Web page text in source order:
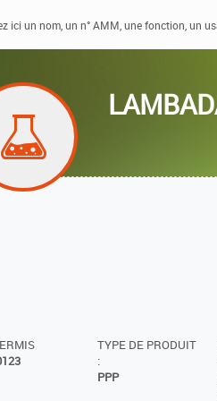
TYPE DE PRODUIT
:
PPP